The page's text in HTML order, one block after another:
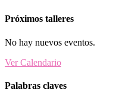
Próximos talleres
No hay nuevos eventos.
Ver Calendario
Palabras claves